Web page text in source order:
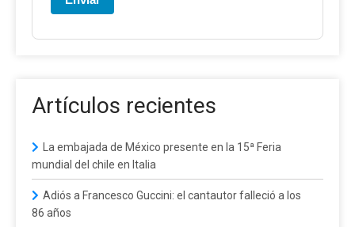
Artículos recientes
La embajada de México presente en la 15ª Feria
mundial del chile en Italia
Adiós a Francesco Guccini: el cantautor falleció a los
86 años